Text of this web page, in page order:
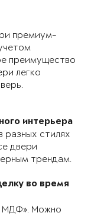
премиум-
преимущество
легко
интерьера
разных стилях
двери
трендам.
во время
МДФ». Можно